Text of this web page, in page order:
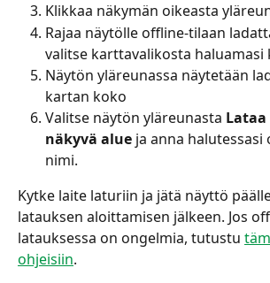
Klikkaa näkymän oikeasta
Rajaa näytölle offline-tilaan
valitse karttavalikosta
Näytön yläreunassa näytetään
kartan koko
Valitse näytön yläreunasta
näkyvä alue ja anna
nimi.
Kytke laite laturiin ja jätä näyttö
latauksen aloittamisen jälkeen. Jos
latauksessa on ongelmia, tutustu
ohjeisiin.